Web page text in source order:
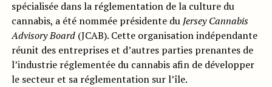
spécialisée dans la réglementation de la culture du
cannabis, a été nommée présidente du Jersey Cannabis
Advisory Board(JCAB). Cette organisation indépendante
réunit des entreprises et d’autres parties prenantes de
l’industrie réglementée du cannabis afin de développer
le secteur et sa réglementation sur l’île.